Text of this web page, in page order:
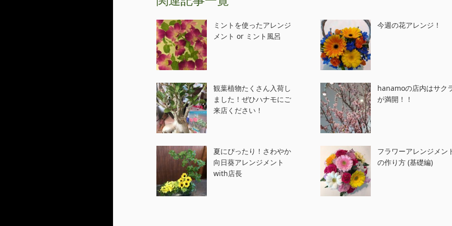
ミントを使ったアレンジ
メント or ミント風呂
今週の花アレンジ！
観葉植物たくさん入荷し
ました！ぜひハナモにご
来店ください！
hanamoの店内はサク
が満開！！
夏にぴったり！さわやか
向日葵アレンジメント
with店長
フラワーアレンジメン
の作り方 (基礎編)